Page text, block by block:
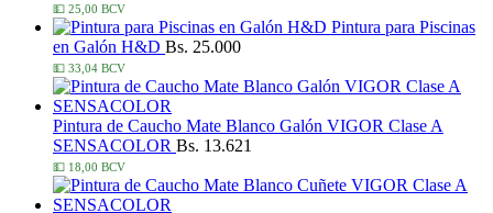
💵 25,00 BCV
Pintura para Piscinas
en Galón H&D Bs. 25.000
💵 33,04 BCV
Pintura de Caucho Mate Blanco Galón VIGOR Clase A
SENSACOLOR Bs. 13.621
💵 18,00 BCV